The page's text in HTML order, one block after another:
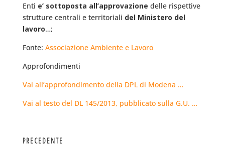
Enti e’ sottoposta all’approvazione delle rispettive
strutture centrali e territoriali del Ministero del
lavoro…;
Fonte: Associazione Ambiente e Lavoro
Approfondimenti
Vai all’approfondimento della DPL di Modena …
Vai al testo del DL 145/2013, pubblicato sulla G.U. …
PRECEDENTE